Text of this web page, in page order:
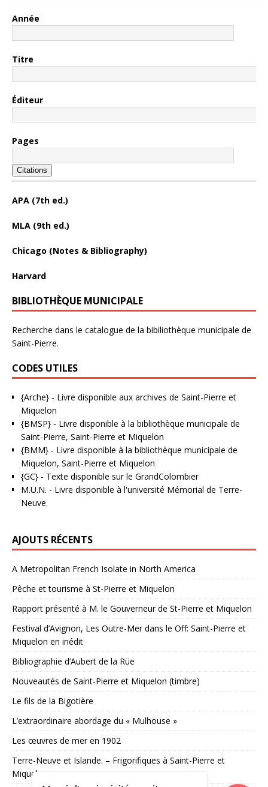
Année
Titre
Éditeur
Pages
Citations
APA (7th ed.)
MLA (9th ed.)
Chicago (Notes & Bibliography)
Harvard
BIBLIOTHÈQUE MUNICIPALE
Recherche dans le catalogue de la bibiliothèque municipale de
Saint-Pierre.
CODES UTILES
{Arche} - Livre disponible aux archives de Saint-Pierre et
Miquelon
{BMSP} - Livre disponible à la bibliothèque municipale de
Saint-Pierre, Saint-Pierre et Miquelon
{BMM} - Livre disponible à la bibliothèque municipale de
Miquelon, Saint-Pierre et Miquelon
{GC} - Texte disponible sur le GrandColombier
M.U.N. - Livre disponible à l'université Mémorial de Terre-
Neuve.
AJOUTS RÉCENTS
A Metropolitan French Isolate in North America
Pêche et tourisme à St-Pierre et Miquelon
Rapport présenté à M. le Gouverneur de St-Pierre et Miquelon
Festival d’Avignon, Les Outre-Mer dans le Off: Saint-Pierre et
Miquelon en inédit
Bibliographie d’Aubert de la Rüe
Nouveautés de Saint-Pierre et Miquelon (timbre)
Le fils de la Bigotière
L’extraordinaire abordage du « Mulhouse »
Les œuvres de mer en 1902
Terre-Neuve et Islande. – Frigorifiques à Saint-Pierre et
Miquelon